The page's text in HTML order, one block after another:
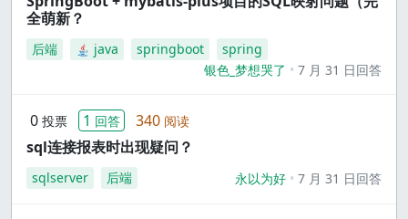
全萌新？
后端 java springboot
spring
银色_梦想哭了
7 月 31 日回答
0 投票 1 回答 340 阅读
sql连接报表时出现疑问？
sqlserver 后端 永以为好 7 月 31 日回答